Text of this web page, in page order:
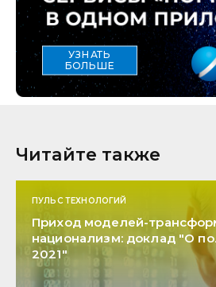
УЗНАТЬ
БОЛЬШЕ
Читайте также
ПУЛЬС ТЕХНОЛОГИЙ
Приход моделей-
национализм: доклад "О
2021"